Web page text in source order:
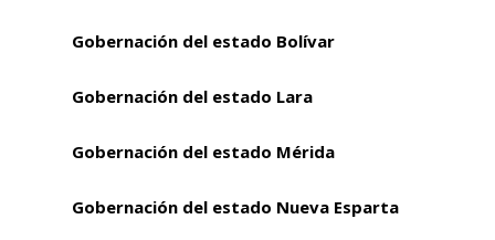
Gobernación del estado Bolívar
Gobernación del estado Lara
Gobernación del estado Mérida
Gobernación del estado Nueva Esparta